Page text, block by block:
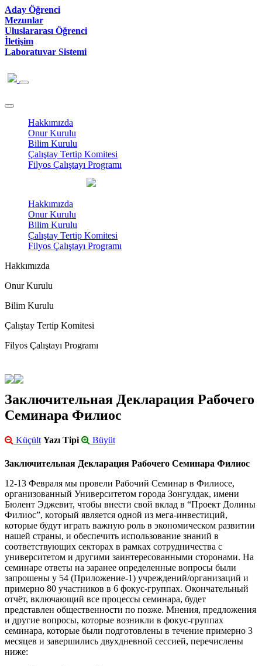
Aday Öğrenci
Mezunlar
Uluslararası Öğrenci
İletişim
Laboratuvar Sistemi
Hakkımızda
Onur Kurulu
Bilim Kurulu
Çalıştay Tertip Komitesi
Filyos Çalıştayı Programı
Hakkımızda
Onur Kurulu
Bilim Kurulu
Çalıştay Tertip Komitesi
Filyos Çalıştayı Programı
Hakkımızda
Onur Kurulu
Bilim Kurulu
Çalıştay Tertip Komitesi
Filyos Çalıştayı Programı
Заключительная Декларация Рабочего
Семинара Филиос
Küçült Yazı Tipi Büyüt
Заключительная Декларация Рабочего Семинара Филиос
12-13 Февраля мы провели Рабочий Семинар в Филиосе,
организованный Университетом города Зонгулдак, имени
Бюлент Эджевит, чтобы внести свой вклад в “Проект Долины
Филиос”, который является одной из мега-инвестиций,
которые будут играть важную роль в экономическом развитии
нашей страны, и обеспечить использование знаний в
соответствующих секторах в рамках сотрудничества с
университетом и другими заинтересованными сторонами. На
семинаре ответы на заранее определенные вопросы были
запрошены у 54 (Приложение-1) учреждений/организаций и
примерно 80 участников в 6 фокус-группах. Окончательный
отчёт, включающий все процессы семинара, будет
представлен общественности по позже. Мнения, предложения
и другие вопросы, которые возникли в фокус-группах
семинара, которые были подготовлены в течение примерно 3
месяцев и завершились двухдневной сессией, перечислены
ниже: